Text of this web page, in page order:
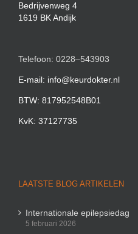
Bedrijvenweg 4
1619 BK Andijk
Telefoon: 0228–543903
E-mail: info@keurdokter.nl
BTW: 817952548B01
KvK: 37127735
LAATSTE BLOG ARTIKELEN
Internationale epilepsiedag
5 februari 2026